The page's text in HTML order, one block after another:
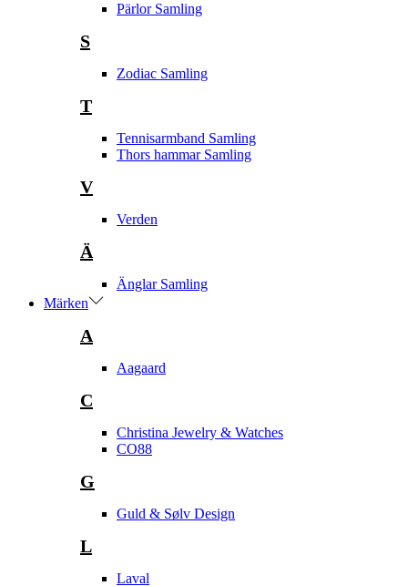
Pärlor Samling
S
Zodiac Samling
T
Tennisarmband Samling
Thors hammar Samling
V
Verden
Ä
Änglar Samling
Märken
A
Aagaard
C
Christina Jewelry & Watches
CO88
G
Guld & Sølv Design
L
Laval